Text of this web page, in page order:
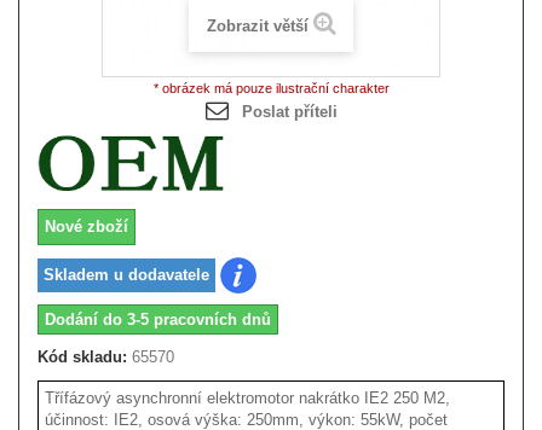
Zobrazit větší
* obrázek má pouze ilustrační charakter
Poslat příteli
Nové zboží
Skladem u dodavatele
Dodání do 3-5 pracovních dnů
Kód skladu: 65570
Třífázový asynchronní elektromotor nakrátko IE2 250 M2,
účinnost: IE2, osová výška: 250mm, výkon: 55kW, počet